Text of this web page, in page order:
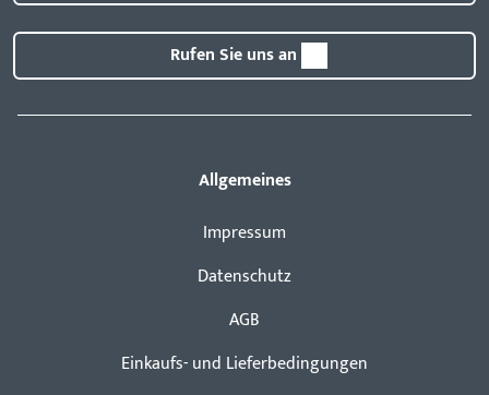
Rufen Sie uns an
Allgemeines
Impressum
Datenschutz
AGB
Einkaufs- und Lieferbedingungen